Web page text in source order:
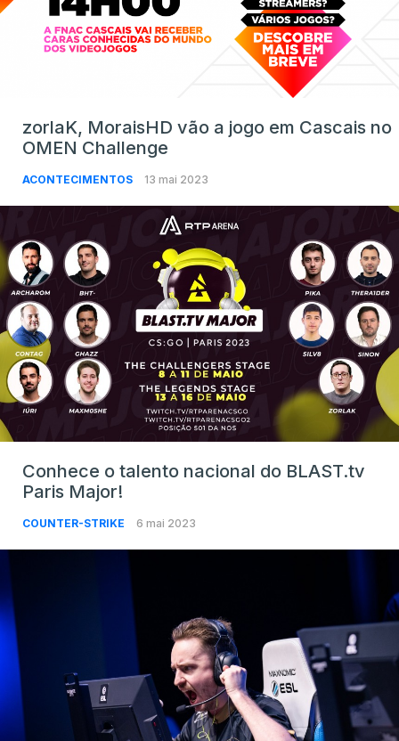
zorlaK, MoraisHD vão a jogo em Cascais no
OMEN Challenge
ACONTECIMENTOS 13 mai 2023
Conhece o talento nacional do BLAST.tv
Paris Major!
COUNTER-STRIKE 6 mai 2023